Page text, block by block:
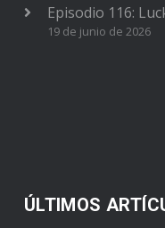
Episodio 116:
19 de junio de 2026
ÚLTIMOS